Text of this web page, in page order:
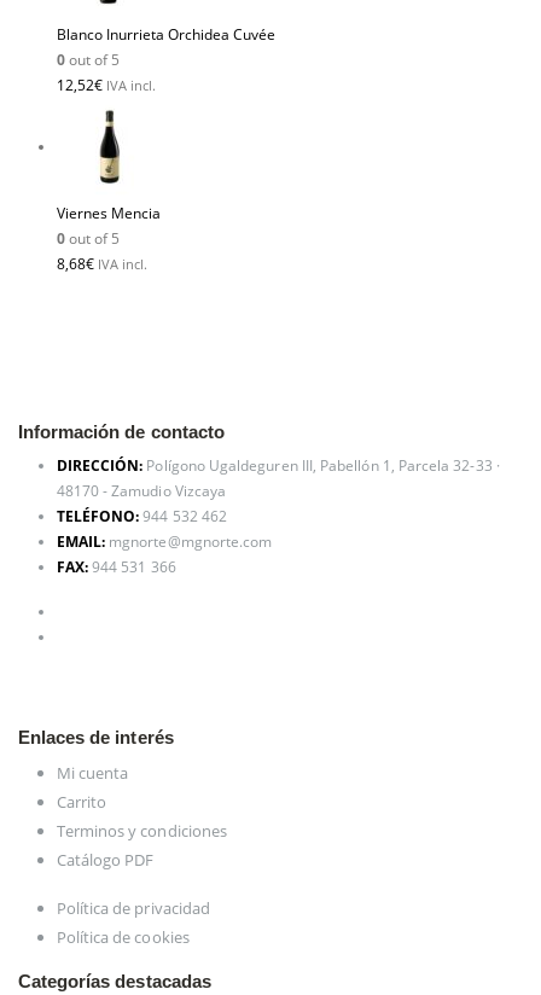
Blanco Inurrieta Orchidea Cuvée
0out of 5
12,52€ IVA incl.
Viernes Mencia
0out of 5
8,68€ IVA incl.
Información de contacto
DIRECCIÓN: Polígono Ugaldeguren III, Pabellón 1, Parcela 32-33 ·
48170 - Zamudio Vizcaya
TELÉFONO:944 532 462
EMAIL: mgnorte@mgnorte.com
FAX:944 531 366
Enlaces de interés
Mi cuenta
Carrito
Terminos y condiciones
Catálogo PDF
Política de privacidad
Política de cookies
Categorías destacadas